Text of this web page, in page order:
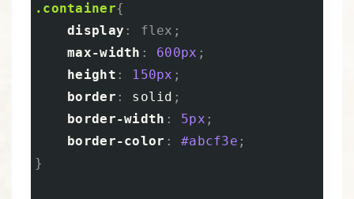
.container{
display : flex ;
max-width : 600px ;
height : 150px ;
border : solid ;
border-width : 5px ;
border-color : #abcf3e ;
}